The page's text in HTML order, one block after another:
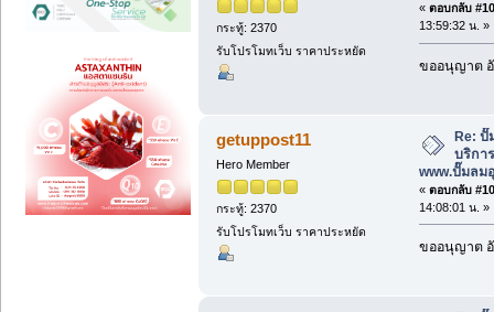
กระทู้: 2370
รับโปรโมทเว็บ ราคาประหยัด
« ตอบกลับ
13:59:32 น. »
ขออนุญาต
getuppost11
Hero Member
กระทู้: 2370
รับโปรโมทเว็บ ราคาประหยัด
Re: ปั๊
บริกา
www.ปั๊มลม
« ตอบกลับ
14:08:01 น. »
ขออนุญาต